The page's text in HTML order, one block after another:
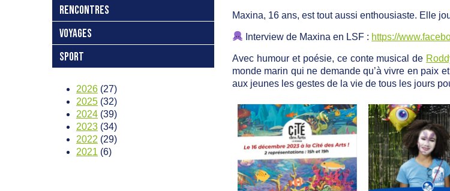
RENCONTRES
VOYAGES
SPORT
2026 (27)
2025 (32)
2024 (39)
2023 (34)
2022 (29)
2021 (6)
Maxina, 16 ans, est tout aussi enthousiaste. Elle
Interview de Maxina en LSF : https://
Avec humour et poésie, ce conte musical de
monde marin qui ne demande qu’à vivre en paix
aux jeunes les gestes de la vie de tous les jours